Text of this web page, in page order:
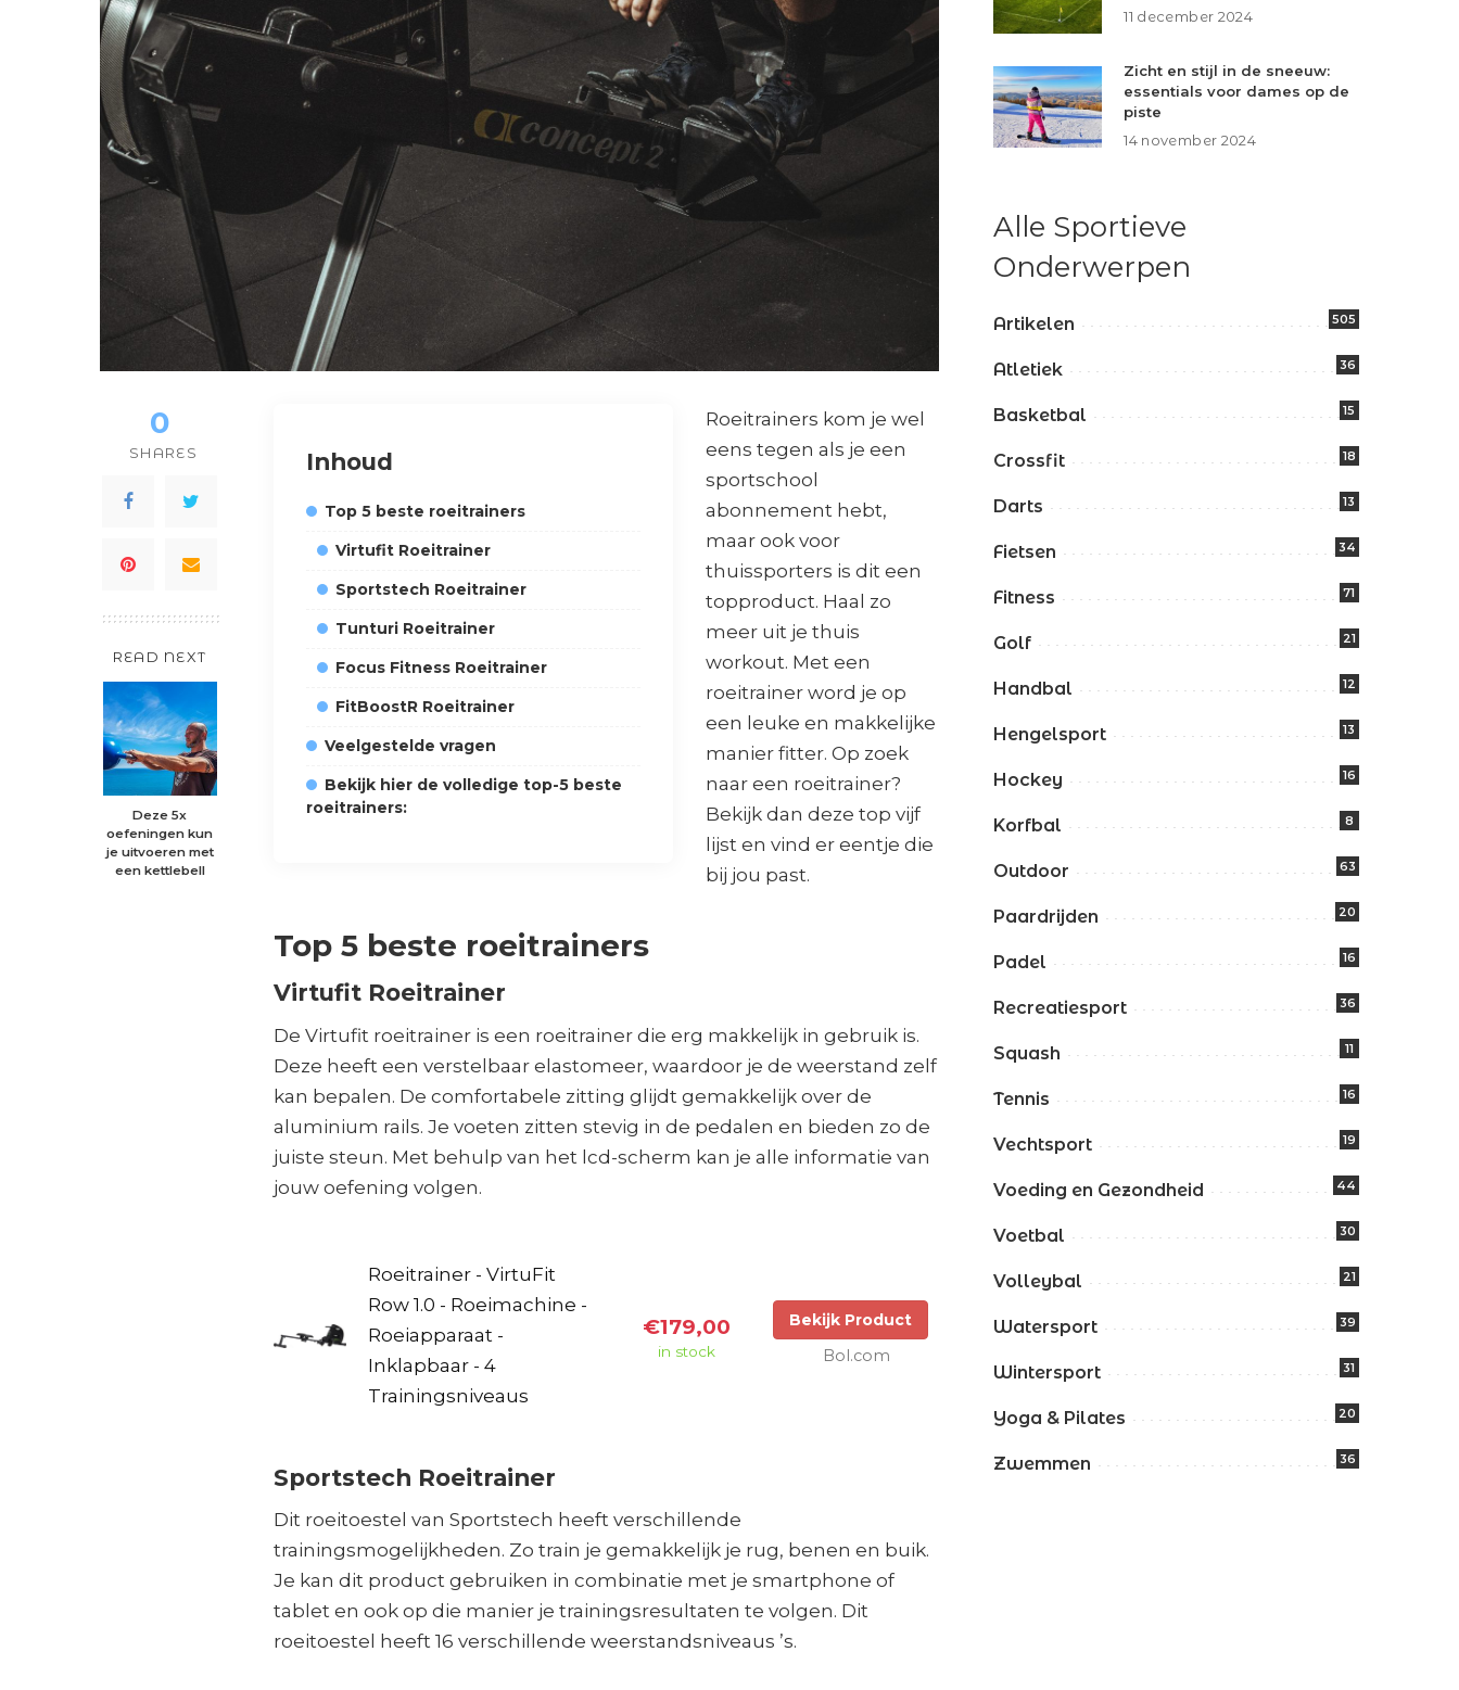
0
SHARES
READ NEXT
Deze 5x
oefeningen kun
je uitvoeren met
een kettlebell
Inhoud
Top 5 beste roeitrainers
Virtufit Roeitrainer
Sportstech Roeitrainer
Tunturi Roeitrainer
Focus Fitness Roeitrainer
FitBoostR Roeitrainer
Veelgestelde vragen
Bekijk hier de volledige top-5 beste
roeitrainers:
Roeitrainers kom je wel
eens tegen als je een
sportschool
abonnement hebt,
maar ook voor
thuissporters is dit een
topproduct. Haal zo
meer uit je thuis
workout. Met een
roeitrainer word je op
een leuke en makkelijke
manier fitter. Op zoek
naar een roeitrainer?
Bekijk dan deze top vijf
lijst en vind er eentje die
bij jou past.
Top 5 beste roeitrainers
Virtufit Roeitrainer
De Virtufit roeitrainer is een roeitrainer die erg makkelijk in gebruik is.
Deze heeft een verstelbaar elastomeer, waardoor je de weerstand zelf
kan bepalen. De comfortabele zitting glijdt gemakkelijk over de
aluminium rails. Je voeten zitten stevig in de pedalen en bieden zo de
juiste steun. Met behulp van het lcd-scherm kan je alle informatie van
jouw oefening volgen.
Roeitrainer - VirtuFit
Row 1.0 - Roeimachine -
Roeiapparaat -
Inklapbaar - 4
Trainingsniveaus
€179,00
in stock
Bekijk Product
Bol.com
Sportstech Roeitrainer
Dit roeitoestel van Sportstech heeft verschillende
trainingsmogelijkheden. Zo train je gemakkelijk je rug, benen en buik.
Je kan dit product gebruiken in combinatie met je smartphone of
tablet en ook op die manier je trainingsresultaten te volgen. Dit
roeitoestel heeft 16 verschillende weerstandsniveaus ’s.
11 december 2024
Zicht en stijl in de sneeuw:
essentials voor dames op de
piste
14 november 2024
Alle Sportieve
Onderwerpen
Artikelen 505
Atletiek 36
Basketbal 15
Crossfit 18
Darts 13
Fietsen 34
Fitness 71
Golf 21
Handbal 12
Hengelsport 13
Hockey 16
Korfbal 8
Outdoor 63
Paardrijden 20
Padel 16
Recreatiesport 36
Squash 11
Tennis 16
Vechtsport 19
Voeding en Gezondheid 44
Voetbal 30
Volleybal 21
Watersport 39
Wintersport 31
Yoga & Pilates 20
Zwemmen 36